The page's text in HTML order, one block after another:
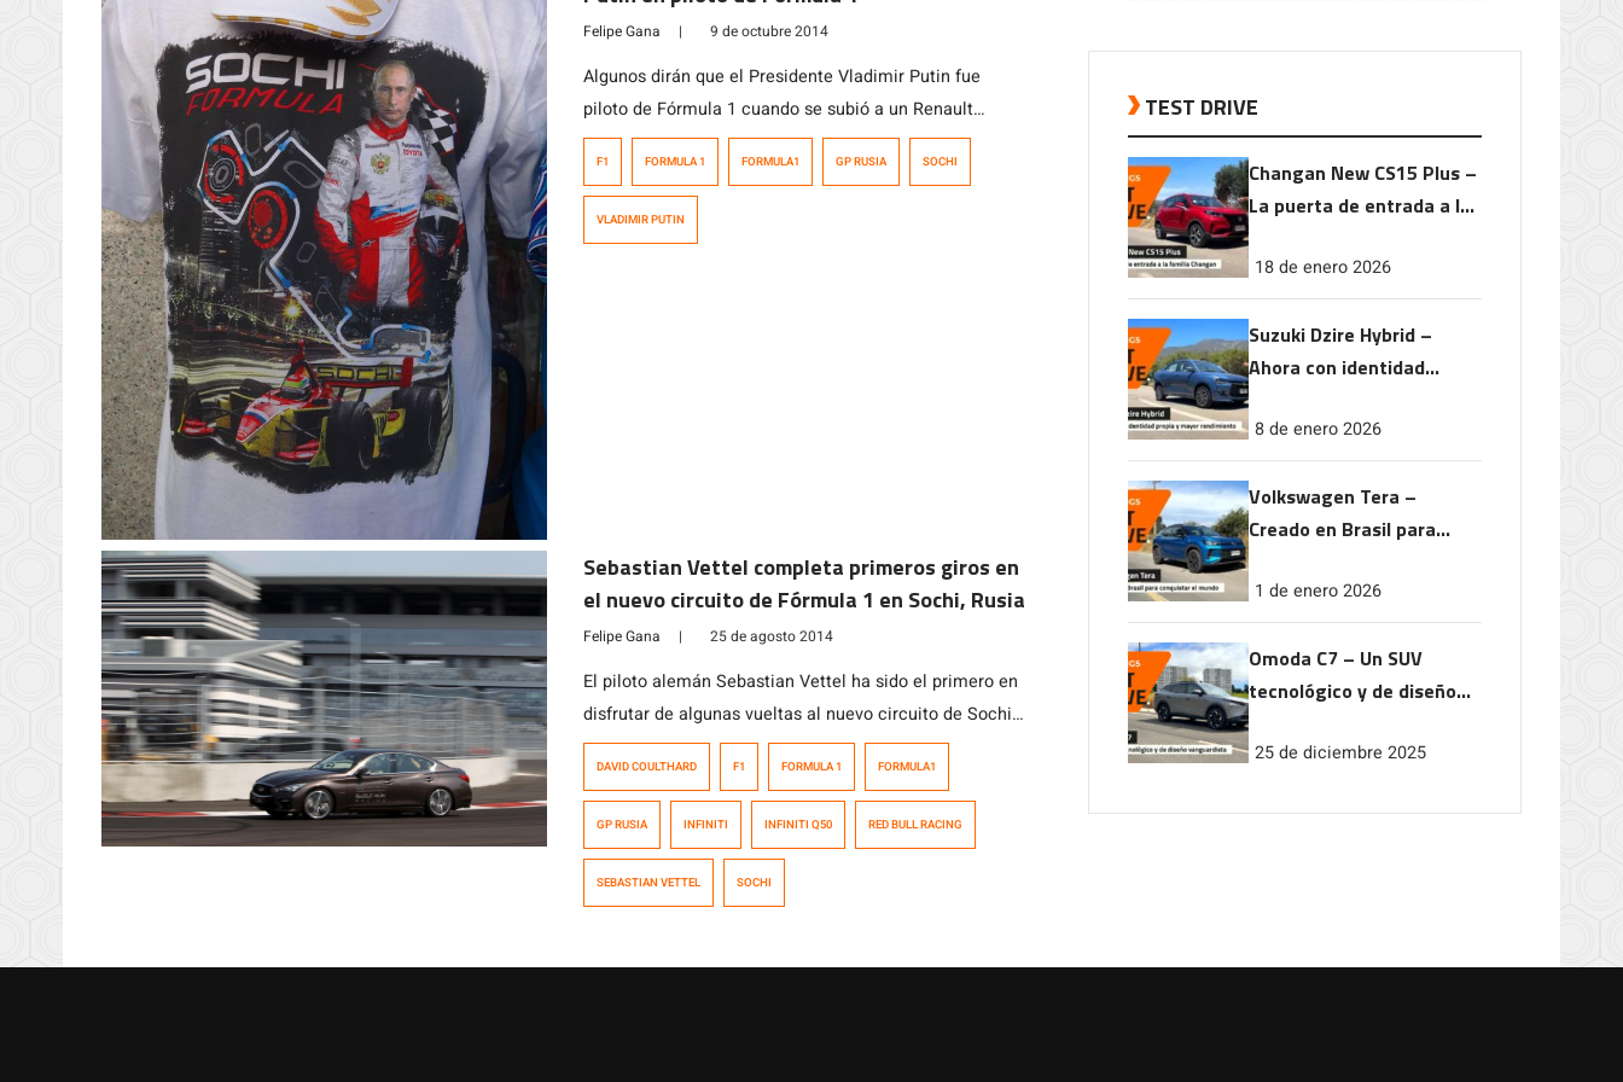
Felipe Gana | 9 de octubre 2014
Algunos dirán que el Presidente Vladimir Putin fue
piloto de Fórmula 1 cuando se subió a un Renault
algunas años atrás, en la era de Vitaly Petrov
F1 FORMULA 1 FORMULA1 GP RUSIA SOCHI
VLADIMIR PUTIN
Sebastian Vettel completa primeros giros en
el nuevo circuito de Fórmula 1 en Sochi, Rusia
Felipe Gana | 25 de agosto 2014
El piloto alemán Sebastian Vettel ha sido el primero en
disfrutar de algunas vueltas al nuevo circuito de Sochi
en Rusia que recibirá a la Fórmula 1 en Octubre. Vettel
viajó directo desde Spa Francorchamps, donde obtuvo
Rusia para conocer el circuito a bordo […]
DAVID COULTHARD F1 FORMULA 1 FORMULA1
GP RUSIA INFINITI INFINITI Q50 RED BULL RACING
SEBASTIAN VETTEL SOCHI
TEST DRIVE
Changan New CS15 Plus –
La puerta de entrada a la
18 de enero 2026
Suzuki Dzire Hybrid –
Ahora con identidad
rendimiento
8 de enero 2026
Volkswagen Tera –
Creado en Brasil para
1 de enero 2026
Omoda C7 – Un SUV
tecnológico y de diseño
25 de diciembre 2025